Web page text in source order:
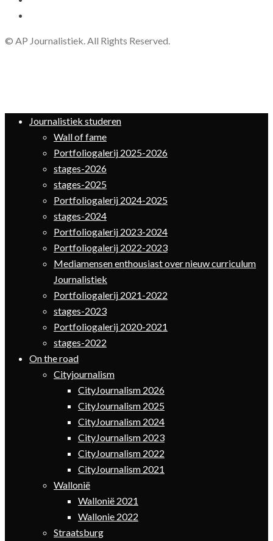
© AP Journalistiek. All Rights Reserved.
Journalistiek studeren
Wall of fame
Portfoliogalerij 2025-2026
stages-2026
stages-2025
Portfoliogalerij 2024-2025
stages-2024
Portfoliogalerij 2023-2024
Portfoliogalerij 2022-2023
Mediamensen enthousiast over nieuw curriculum
Journalistiek
Portfoliogalerij 2021-2022
stages-2023
Portfoliogalerij 2020-2021
stages-2022
On the road
Cityjournalism
CityJournalism 2026
CityJournalism 2025
CityJournalism 2024
CityJournalism 2023
CityJournalism 2022
CityJournalism 2021
Wallonië
Wallonië 2021
Wallonie 2022
Straatsburg